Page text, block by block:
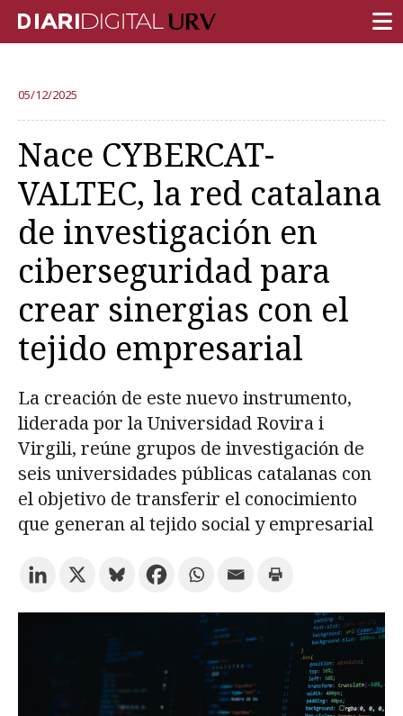
INVESTIGACIÓN
DOCENCIA
INSTITUCIÓN
VIDA EN EL CAMPUS
COMUNIDAD URV
Ámbitos universitarios
Prueba la búsqueda avanzada
Suscríbete a los boletines electrónicos de la URV Agenda
ESPAÑOL CATALÀ ENGLISH
05/12/2025
Nace CYBERCAT-
VALTEC, la red catalana
de investigación en
ciberseguridad para
crear sinergias con el
tejido empresarial
La creación de este nuevo instrumento,
liderada por la Universidad Rovira i
Virgili, reúne grupos de investigación de
seis universidades públicas catalanas con
el objetivo de transferir el conocimiento
que generan al tejido social y empresarial